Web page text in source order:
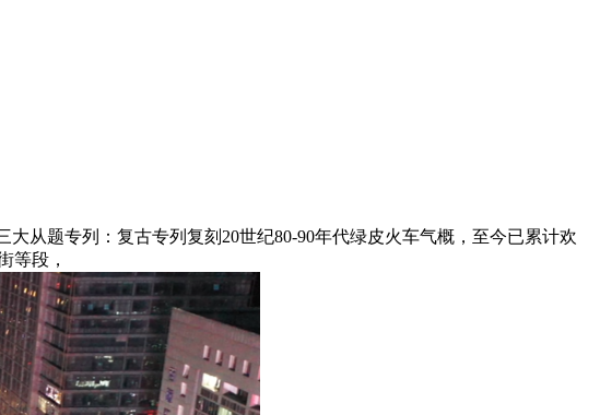
从题专列：复古专列复刻20世纪80-90年代绿皮火车气概，至今已累计欢
等段，